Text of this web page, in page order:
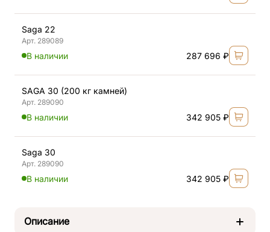
Saga 22
Арт. 289089
В наличии 287 696 ₽
SAGA 30 (200 кг камней)
Арт. 289090
В наличии 342 905 ₽
Saga 30
Арт. 289090
В наличии 342 905 ₽
Описание